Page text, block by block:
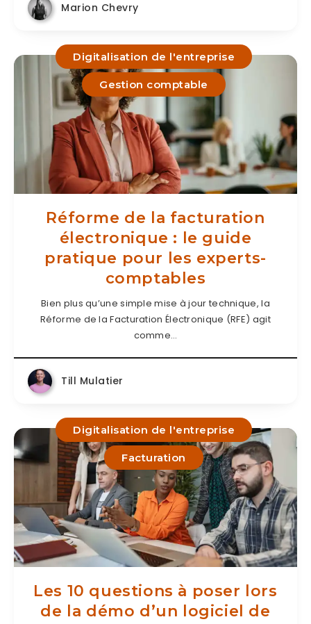
Marion Chevry
Digitalisation de l'entreprise
Gestion comptable
Réforme de la facturation
électronique : le guide
pratique pour les experts-
comptables
Bien plus qu’une simple mise à jour technique, la
Réforme de la Facturation Électronique (RFE) agit
comme…
Till Mulatier
Digitalisation de l'entreprise
Facturation
Les 10 questions à poser lors
de la démo dʼun logiciel de